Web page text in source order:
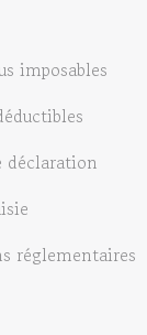
imposables
déclaration
réglementaires